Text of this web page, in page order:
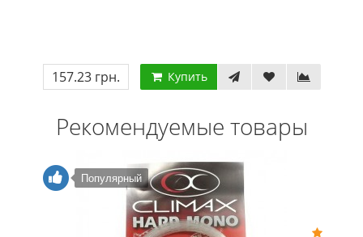
157.23 грн. Купить
Рекомендуемые товары
Популярный